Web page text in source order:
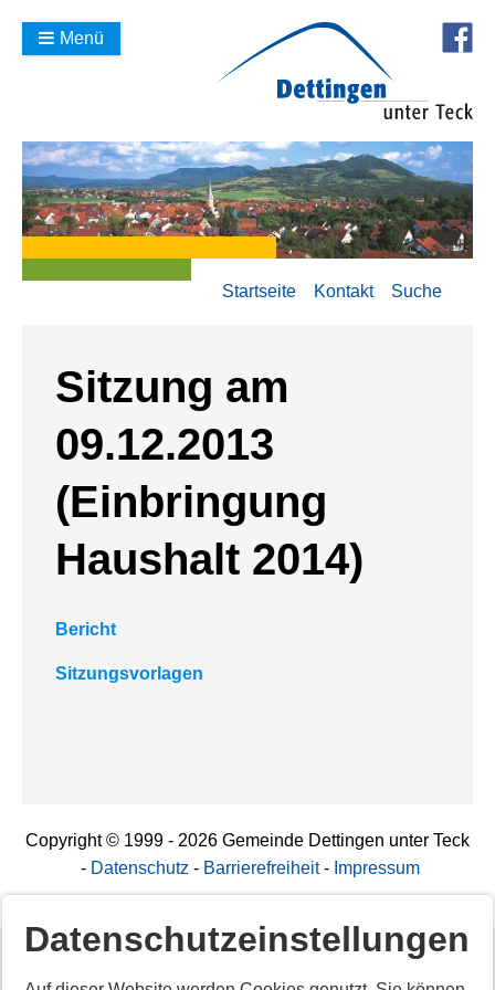
Menü
Startseite Kontakt Suche
Sitzung am
09.12.2013
(Einbringung
Haushalt 2014)
Bericht
Sitzungsvorlagen
Copyright © 1999 - 2026 Gemeinde Dettingen unter Teck
- Datenschutz- Barrierefreiheit- Impressum
Deaktiviertes Script!
Datenschutzeinstellungen